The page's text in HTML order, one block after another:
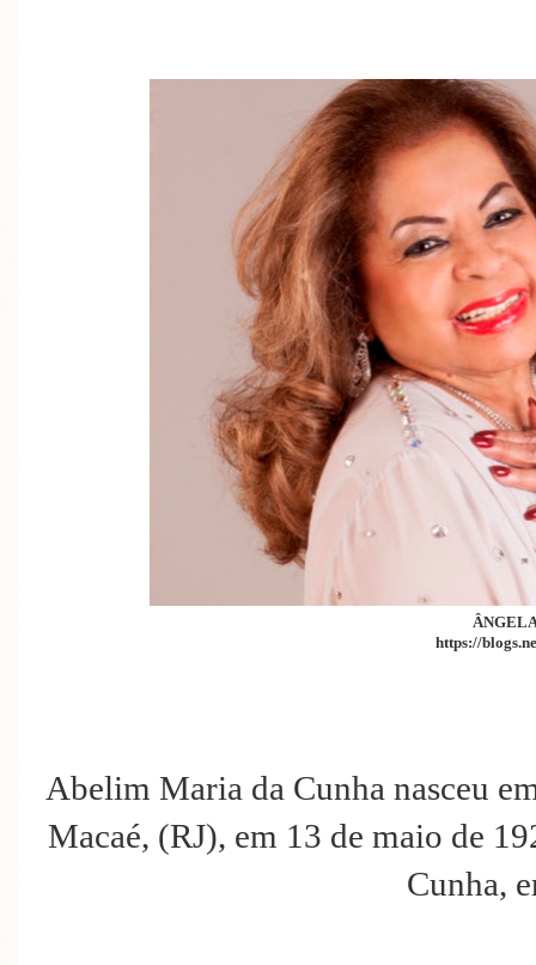
https://
Abelim Maria da Cunha nasceu
Macaé, (RJ), em 13 de maio de
Cunha,